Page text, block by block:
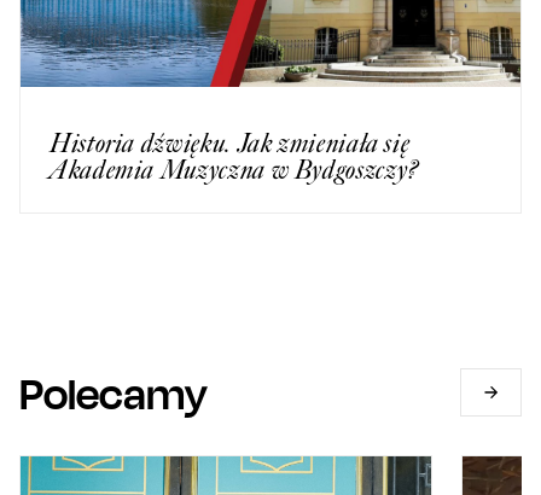
Historia dźwięku. Jak zmieniała się
Akademia Muzyczna w Bydgoszczy?
Polecamy